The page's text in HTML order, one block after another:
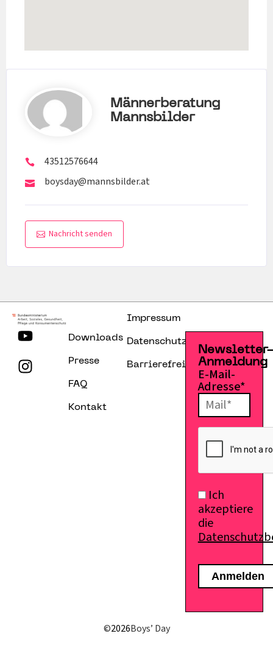
Männerberatung
Mannsbilder
43512576644
boysday@mannsbilder.at
Nachricht senden
Downloads
Presse
FAQ
Kontakt
Impressum
Datenschutzerklärung
Barrierefreiheitserklärung
Anmeldung
E-Mail-
Adresse*
Ich
akzeptiere
die
©2026Boys’ Day